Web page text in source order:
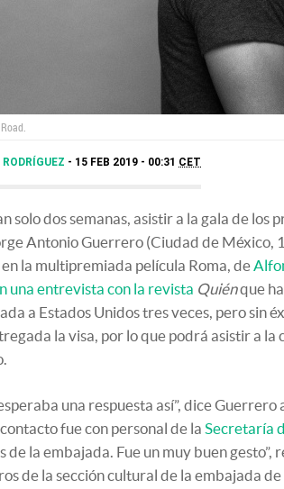
15 FEB 2019 - 00:31 CET
solo dos semanas, asistir a la gala de los
Antonio Guerrero (Ciudad de México,
la multipremiada película Roma, de
una entrevista con la revista Quiénque
a Estados Unidos tres veces, pero sin
la visa, por lo que podrá asistir a
una respuesta así”, dice Guerrero
fue con personal de la Secretaría
de la embajada. Fue un muy buen
de la sección cultural de la embajada